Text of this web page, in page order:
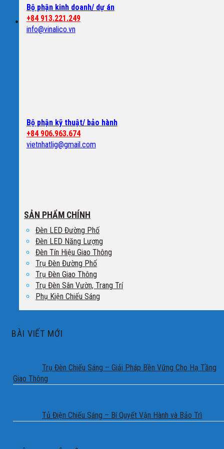
Tìm kiếm:
Bộ phận kinh doanh/ dự án
+84 913.221.249
info@vinalico.vn
Bộ phận kỹ thuật/ bảo hành
+84 906.963.674
vietnhatlig@gmail.com
SẢN PHẨM CHÍNH
Đèn LED Đường Phố
Đèn LED Năng Lượng
Đèn Tín Hiệu Giao Thông
Trụ Đèn Đường Phố
Trụ Đèn Giao Thông
Trụ Đèn Sân Vườn, Trang Trí
Phụ Kiện Chiếu Sáng
BÀI VIẾT MỚI
Trụ Đèn Chiếu Sáng – Giải Pháp Bền Vững Cho Hạ Tầng
Giao Thông
Tủ Điện Chiếu Sáng – Bí Quyết Vận Hành và Bảo Trì